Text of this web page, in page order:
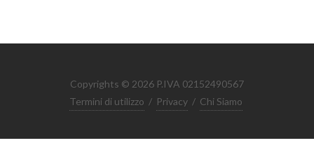
Copyrights © 2026 P.IVA 02152490567
Termini di utilizzo / Privacy / Chi Siamo